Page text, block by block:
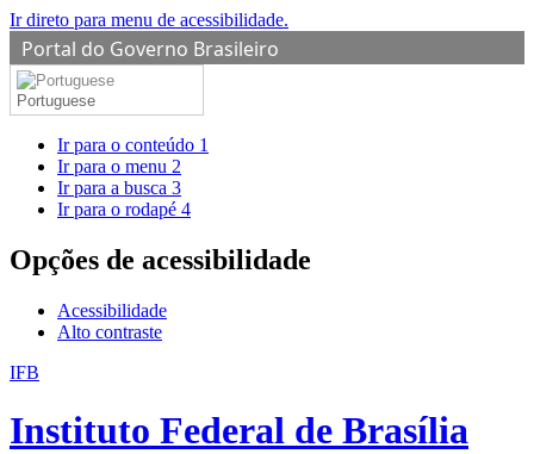
Ir direto para menu de acessibilidade.
Portal do Governo Brasileiro
Portuguese
Ir para o conteúdo 1
Ir para o menu 2
Ir para a busca 3
Ir para o rodapé 4
Opções de acessibilidade
Acessibilidade
Alto contraste
IFB
Instituto Federal de Brasília